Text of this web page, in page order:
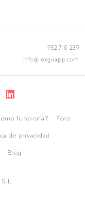
932 710 239
info@lexgoapp.com
funciona? Foro
de privacidad
Blog